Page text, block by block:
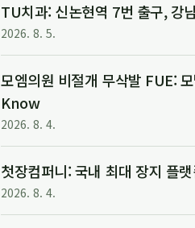
TU치과: 신논현역 7번 출구, 강
2026. 8. 5.
모엠의원 비절개 무삭발 FUE:
Know
2026. 8. 4.
첫장컴퍼니: 국내 최대 장지 플
2026. 8. 4.